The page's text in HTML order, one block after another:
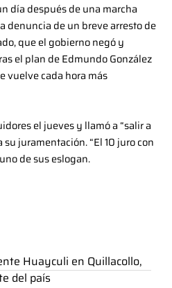
día después de una marcha
denuncia de un breve arresto de
que el gobierno negó y
el plan de Edmundo González
vuelve cada hora más
el jueves y llamó a “salir a
juramentación. “El 10 juro con
de sus eslogan.
Huayculi en Quillacollo,
del país